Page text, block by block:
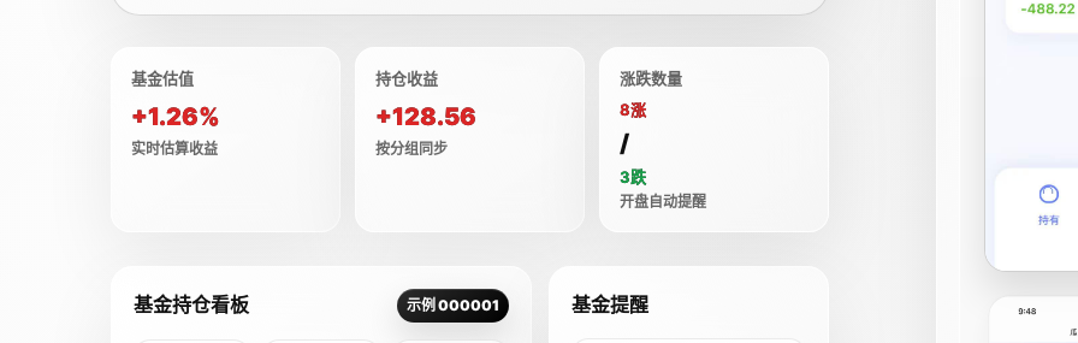
基金估值
+1.26%
实时估算收益
持仓收益
+128.56
按分组同步
涨跌数量
8涨
/
3跌
开盘自动提醒
基金持仓看板 示例 000001 基金提醒